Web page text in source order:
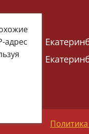
адрес